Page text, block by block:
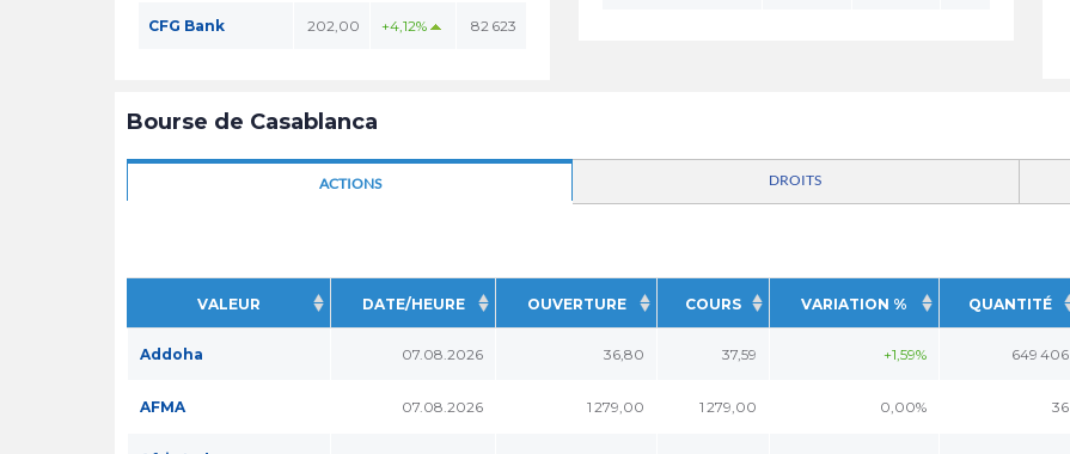
CFG Bank 202,00 +4,12% 82 623
Bourse de Casablanca
ACTIONS DROITS
VALEUR DATE/HEURE OUVERTURE COURS VARIATION % QUANTITÉ
Addoha 07.08.2026 36,80 37,59 +1,59% 649 406
AFMA 07.08.2026 1 279,00 1 279,00 0,00% 36